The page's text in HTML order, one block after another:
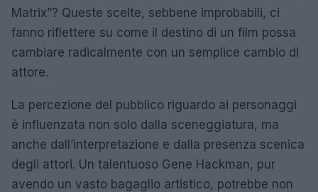
Matrix”? Queste scelte, sebbene improbabili, ci
fanno riflettere su come il destino di un film possa
cambiare radicalmente con un semplice cambio di
attore.
La percezione del pubblico riguardo ai personaggi
è influenzata non solo dalla sceneggiatura, ma
anche dall’interpretazione e dalla presenza scenica
degli attori. Un talentuoso Gene Hackman, pur
avendo un vasto bagaglio artistico, potrebbe non